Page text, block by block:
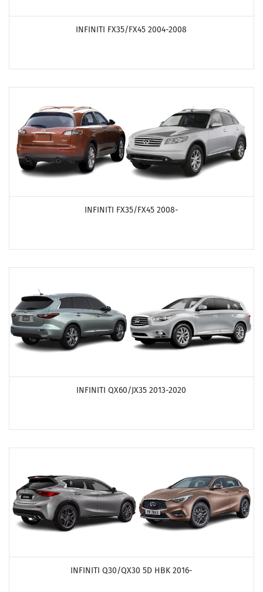
INFINITI FX35/FX45 2004-2008
INFINITI FX35/FX45 2008-
INFINITI QX60/JX35 2013-2020
INFINITI Q30/QX30 5D HBK 2016-